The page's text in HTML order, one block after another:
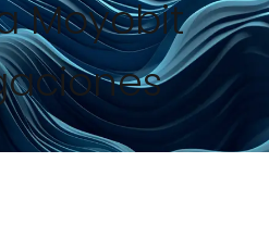
Moyobit